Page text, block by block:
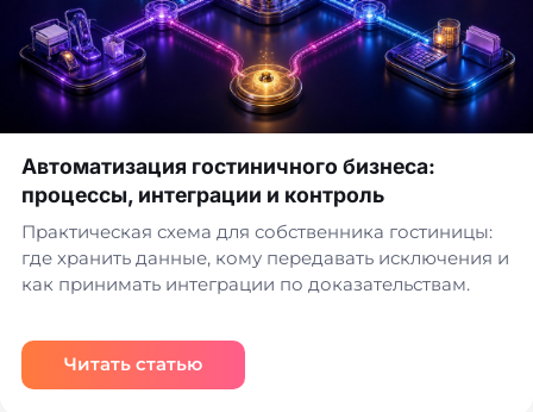
Автоматизация гостиничного бизнеса:
процессы, интеграции и контроль
Практическая схема для собственника гостиницы:
где хранить данные, кому передавать исключения и
как принимать интеграции по доказательствам.
Читать статью